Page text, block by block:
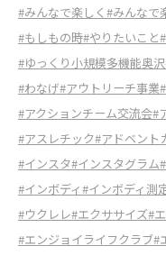
#みんなで楽しく #みんなで
#もしもの時#やりたいこと
#ゆっくり小規模多機能奥沢
#わなげ#アウトリーチ事業
#アクションチーム交流会#
#アスレチック#アドベント
#インスタ#インスタグラム
#インボディ#インボディ測
#ウクレレ#エクササイズ#
#エンジョイライフクラブ#